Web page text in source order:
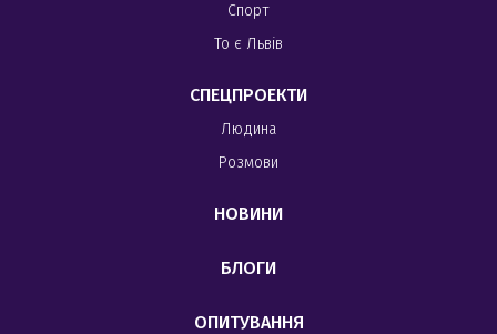
Спорт
То є Львів
СПЕЦПРОЕКТИ
Людина
Розмови
НОВИНИ
БЛОГИ
ОПИТУВАННЯ